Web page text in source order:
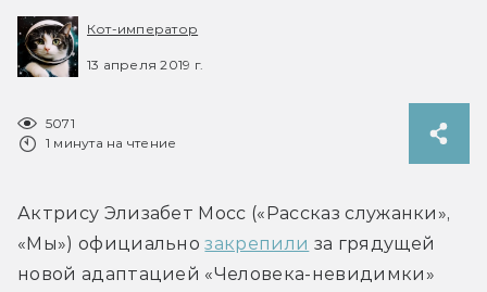
Кот-император
13 апреля 2019 г.
5071
1 минута на чтение
Актрису Элизабет Мосс («Рассказ служанки»,
«Мы») официально закрепили за грядущей
новой адаптацией «Человека-невидимки»